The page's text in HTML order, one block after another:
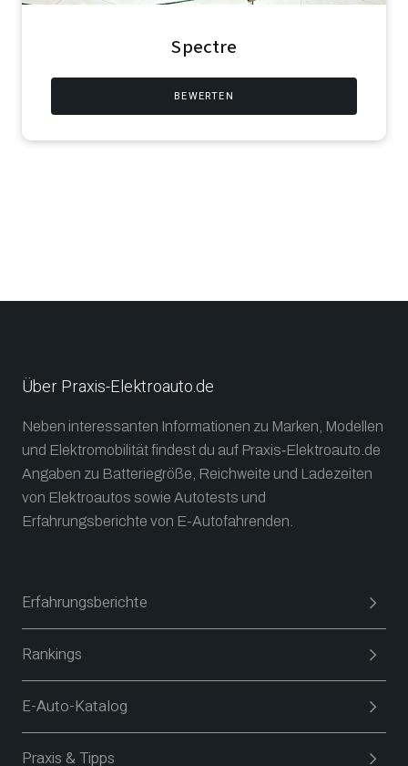
Spectre
BEWERTEN
Über Praxis-Elektroauto.de
Neben interessanten Informationen zu Marken, Modellen
und Elektromobilität findest du auf Praxis‑Elektroauto.de
Angaben zu Batteriegröße, Reichweite und Ladezeiten
von Elektroautos sowie Autotests und
Erfahrungsberichte von E-Autofahrenden.
Erfahrungsberichte
Rankings
E-Auto-Katalog
Praxis & Tipps